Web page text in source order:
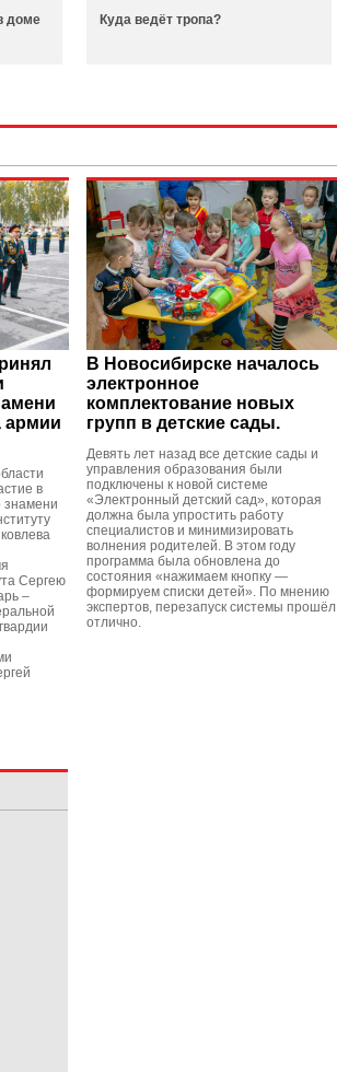
доме
Куда ведёт тропа?
армии
в
знамени
Сергею
–
В Новосибирске началось
электронное
комплектование новых
групп в детские сады.
Девять лет назад все детские сады и
управления образования были
подключены к новой системе
«Электронный детский сад», которая
должна была упростить работу
специалистов и минимизировать
волнения родителей. В этом году
программа была обновлена до
состояния «нажимаем кнопку —
формируем списки детей». По мнению
экспертов, перезапуск системы прошёл
отлично.